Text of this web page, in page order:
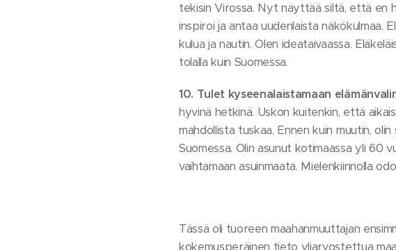
tekisin Virossa. Nyt näyttää siltä, että en
inspiroi ja antaa uudenlaista näkökulmaa.
kulua ja nautin. Olen ideataivaassa.
tolalla kuin Suomessa.
10. Tulet kyseenalaistamaan
hyvinä hetkinä. Uskon kuitenkin, että
mahdollista tuskaa. Ennen kuin muutin,
Suomessa. Olin asunut kotimaassa yli 60
vaihtamaan asuinmaata. Mielenkiinnolla
Tässä oli tuoreen maahanmuuttajan
kokemusperäinen tieto yliarvostettua